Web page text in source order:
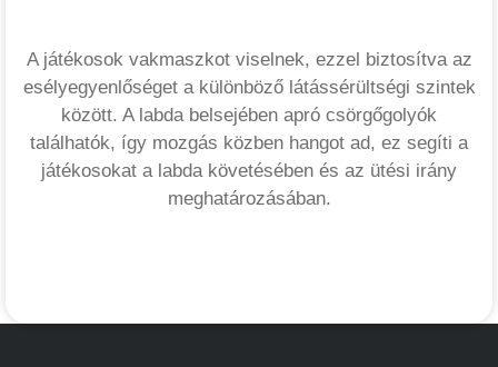
A játékosok vakmaszkot viselnek, ezzel biztosítva az
esélyegyenlőséget a különböző látássérültségi szintek
között. A labda belsejében apró csörgőgolyók
találhatók, így mozgás közben hangot ad, ez segíti a
játékosokat a labda követésében és az ütési irány
meghatározásában.